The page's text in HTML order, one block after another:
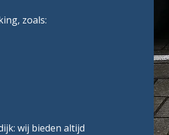
zoals:
wij bieden altijd